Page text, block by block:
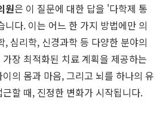
원은 이 질문에 대한 답을 '다학제 통
다. 이는 어느 한 가지 방법에만 의
, 심리학, 신경과학 등 다양한 분야의
장 최적화된 치료 계획을 제공하는
의 몸과 마음, 그리고 뇌를 하나의 유
할 때, 진정한 변화가 시작됩니다.